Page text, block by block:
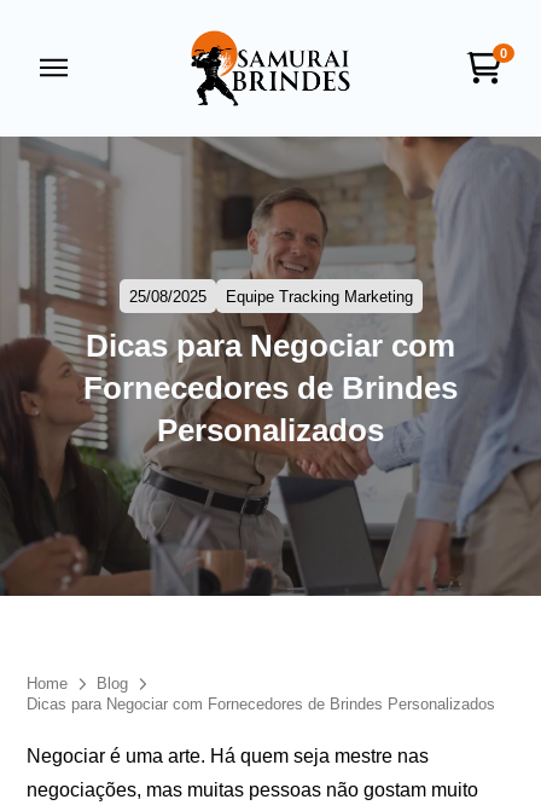
0
25/08/2025 Equipe Tracking Marketing
Dicas para Negociar com
Fornecedores de Brindes
Personalizados
Home
Blog
Dicas para Negociar com Fornecedores de Brindes Personalizados
Negociar é uma arte. Há quem seja mestre nas
negociações, mas muitas pessoas não gostam muito
Samurai Brindes
+55
Eu concordo em receber comunicações.
qualquer momento.
Iniciar conversa